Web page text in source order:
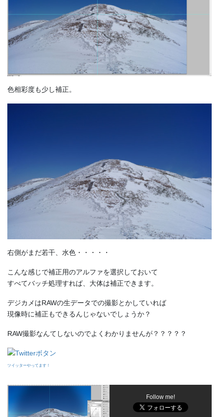
色相彩度も少し補正。
右側がまだ若干、水色・・・・・
こんな感じで補正用のアルファを選択しておいて
すべてバッチ処理すれば、大体は補正できます。
デジカメはRAWの生データでの撮影とかしていれば
現像時に補正もできるんじゃないでしょうか？
RAW撮影なんてしないのでよくわかりませんが？？？？？
ツイッターやってます！
Follow me!